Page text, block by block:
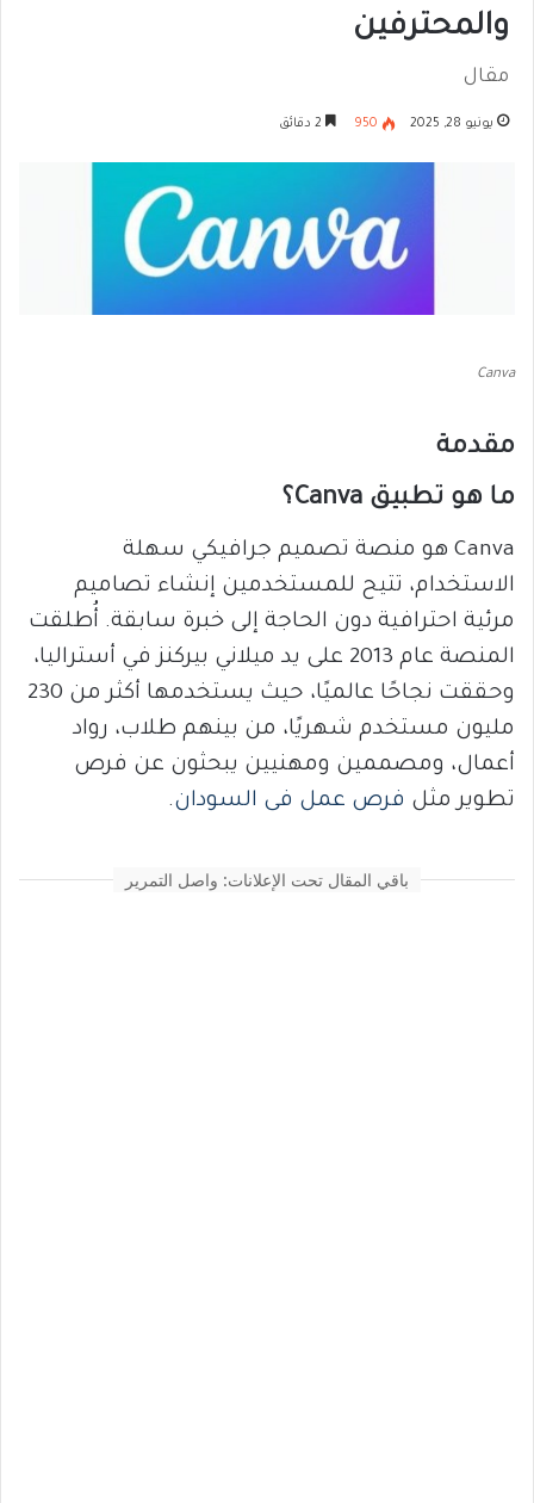
والمحترفين
مقال
يونيو 28, 2025 950
Canva
مقدمة
ما هو تطبيق Canva؟
Canva هو منصة تصميم جرافيكي سهلة
الاستخدام، تتيح للمستخدمين إنشاء تصاميم
مرئية احترافية دون الحاجة إلى خبرة سابقة. أُطلقت
المنصة عام 2013 على يد ميلاني بيركنز في أستراليا،
وحققت نجاحًا عالميًا، حيث يستخدمها أكثر من 230
مليون مستخدم شهريًا، من بينهم طلاب، رواد
أعمال، ومصممين ومهنيين يبحثون عن فرص
تطوير مثل فرص عمل فى السودان.
باقي المقال تحت الإعلانات: واصل التمرير